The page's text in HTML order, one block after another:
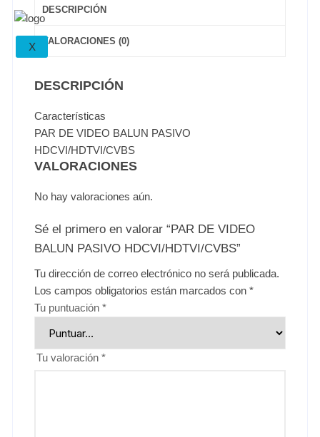
X
DESCRIPCIÓN
VALORACIONES (0)
DESCRIPCIÓN
Características
PAR DE VIDEO BALUN PASIVO
HDCVI/HDTVI/CVBS
VALORACIONES
No hay valoraciones aún.
Sé el primero en valorar “PAR DE VIDEO
BALUN PASIVO HDCVI/HDTVI/CVBS”
Tu dirección de correo electrónico no será publicada.
Los campos obligatorios están marcados con*
Tu puntuación*
Tu valoración*